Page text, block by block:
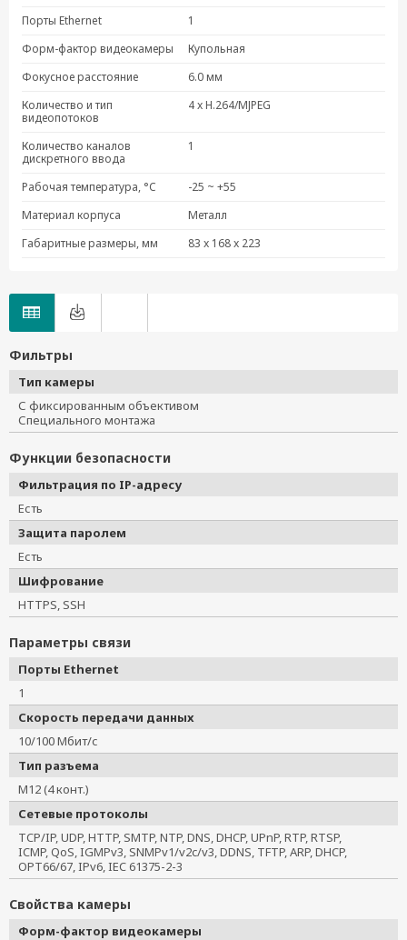
VPort 06EC-2V42M-T
VPort 06EC-2V60M-CT-T
VPort 06EC-2V60M-T
VPort 06EC-2V80M
VPort 06EC-2V80M-CT
VPort 06EC-2V80M-CT-T
VPort 06EC-2V36M
Порты Ethernet
1
Форм-фактор видеокамеры
Купольная
Фокусное расстояние
6.0 мм
Количество и тип
видеопотоков
4 x H.264/MJPEG
Количество каналов
дискретного ввода
1
Рабочая температура, °C
-25 ~ +55
Материал корпуса
Металл
Габаритные размеры, мм
83 x 168 x 223
Фильтры
Тип камеры
С фиксированным объективом
Специального монтажа
Функции безопасности
Фильтрация по IP-адресу
Есть
Защита паролем
Есть
Шифрование
HTTPS, SSH
Параметры связи
Порты Ethernet
1
Скорость передачи данных
10/100 Мбит/с
Тип разъема
M12 (4 конт.)
Сетевые протоколы
TCP/IP, UDP, HTTP, SMTP, NTP, DNS, DHCP, UPnP, RTP, RTSP,
ICMP, QoS, IGMPv3, SNMPv1/v2c/v3, DDNS, TFTP, ARP, DHCP,
OPT66/67, IPv6, IEC 61375-2-3
Свойства камеры
Форм-фактор видеокамеры